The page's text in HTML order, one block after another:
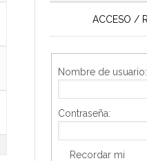
ACCESO /
Nombre de usuario:
Contraseña:
Recordar mi